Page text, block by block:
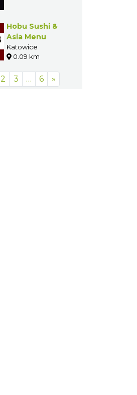
Hobu Sushi &
Asia Menu
Katowice
0.09 km
2 3 … 6 »